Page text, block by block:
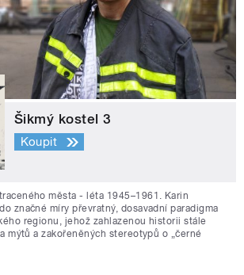
Šikmý kostel 3
Koupit
města - léta 1945–1961. Karin
značné míry převratný, dosavadní paradigma
regionu, jehož zahlazenou historii stále
mýtů a zakořeněných stereotypů o „černé